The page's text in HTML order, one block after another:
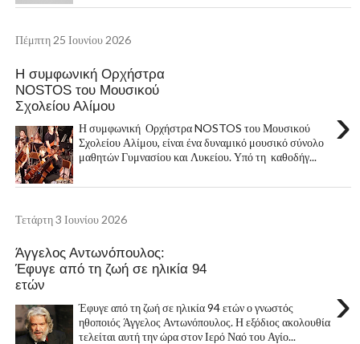
Πέμπτη 25 Ιουνίου 2026
Η συμφωνική Ορχήστρα
NOSTOS του Μουσικού
Σχολείου Αλίμου
›
Η συμφωνική Ορχήστρα NOSTOS του Μουσικού
Σχολείου Αλίμου, είναι ένα δυναμικό μουσικό σύνολο
μαθητών Γυμνασίου και Λυκείου. Υπό τη καθοδήγ...
Τετάρτη 3 Ιουνίου 2026
Άγγελος Αντωνόπουλος:
Έφυγε από τη ζωή σε ηλικία 94
ετών
›
Έφυγε από τη ζωή σε ηλικία 94 ετών ο γνωστός
ηθοποιός Άγγελος Αντωνόπουλος. Η εξόδιος ακολουθία
τελείται αυτή την ώρα στον Ιερό Ναό του Αγίο...